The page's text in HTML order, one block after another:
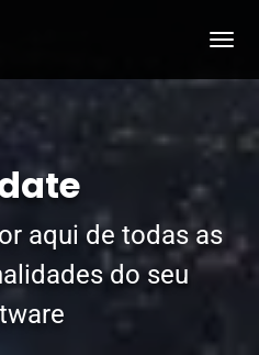
aqui de todas as
do seu